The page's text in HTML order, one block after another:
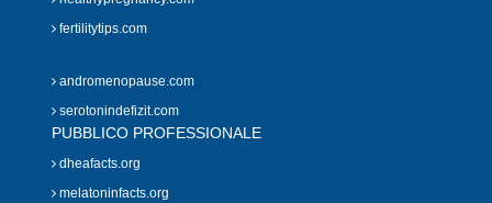
fertilitytips.com
andromenopause.com
serotonindefizit.com
PUBBLICO PROFESSIONALE
dheafacts.org
melatoninfacts.org